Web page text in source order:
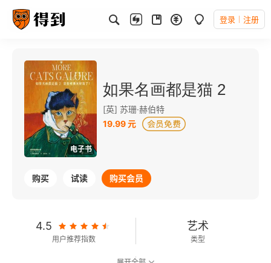
登录 注册
电子书
如果名画都是猫 2
[英] 苏珊·赫伯特
19.99 元
购买 试读 购买会员
4.5
用户推荐指数
艺术
类型